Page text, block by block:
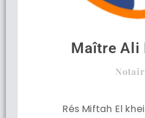
Maître Ali
Rés Miftah El